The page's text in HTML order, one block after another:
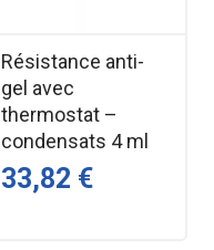
Résistance anti-
gel avec
thermostat –
condensats 4 ml
33,82 €